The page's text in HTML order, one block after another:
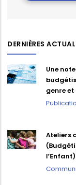
DERNIÈRES
Une
genre
Ateliers
l’Enfant)